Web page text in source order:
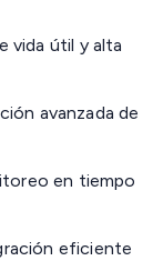
vida útil y alta
avanzada de
en tiempo
eficiente